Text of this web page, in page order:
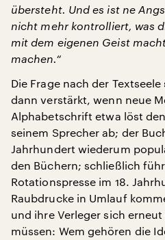
übersteht. Und es ist ne
nicht mehr kontrolliert, was
mit dem eigenen Geist
machen.“
Die Frage nach der
dann verstärkt, wenn neue
Alphabetschrift etwa löst
seinem Sprecher ab; der
Jahrhundert wiederum
den Büchern; schließlich
Rotationspresse im 18.
Raubdrucke in Umlauf
und ihre Verleger sich
müssen: Wem gehören die